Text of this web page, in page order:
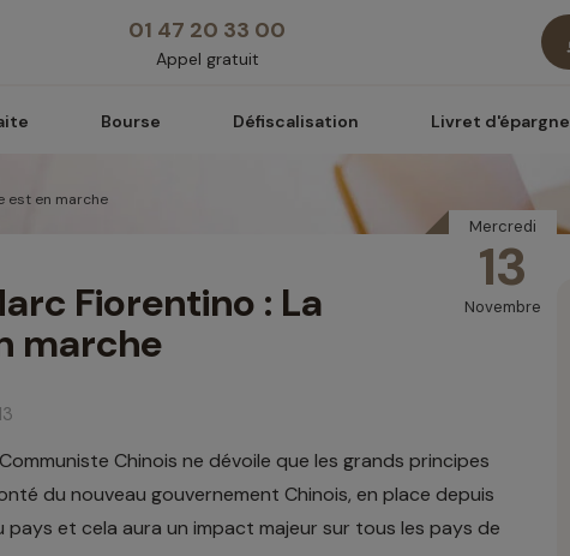
01 47 20 33 00
Appel gratuit
Bourse Défiscalisation Livret d'épargne
est en marche
Mercredi
13
Novembre
Fiorentino : La
marche
Chinois ne dévoile que les grands principes
du nouveau gouvernement Chinois, en place depuis
et cela aura un impact majeur sur tous les pays de